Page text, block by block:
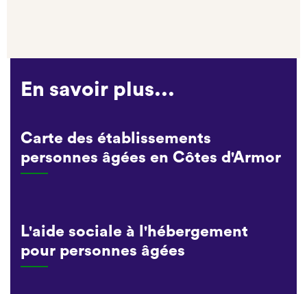
En savoir plus...
Carte des établissements
personnes âgées en Côtes d'Armor
L'aide sociale à l'hébergement
pour personnes âgées